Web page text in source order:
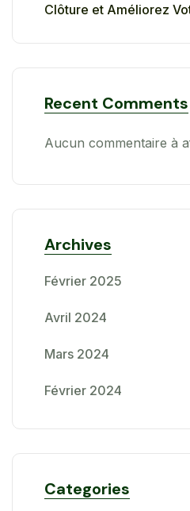
Clôture et Améliorez
Recent Comments
Aucun commentaire à
Archives
Février 2025
Avril 2024
Mars 2024
Février 2024
Categories